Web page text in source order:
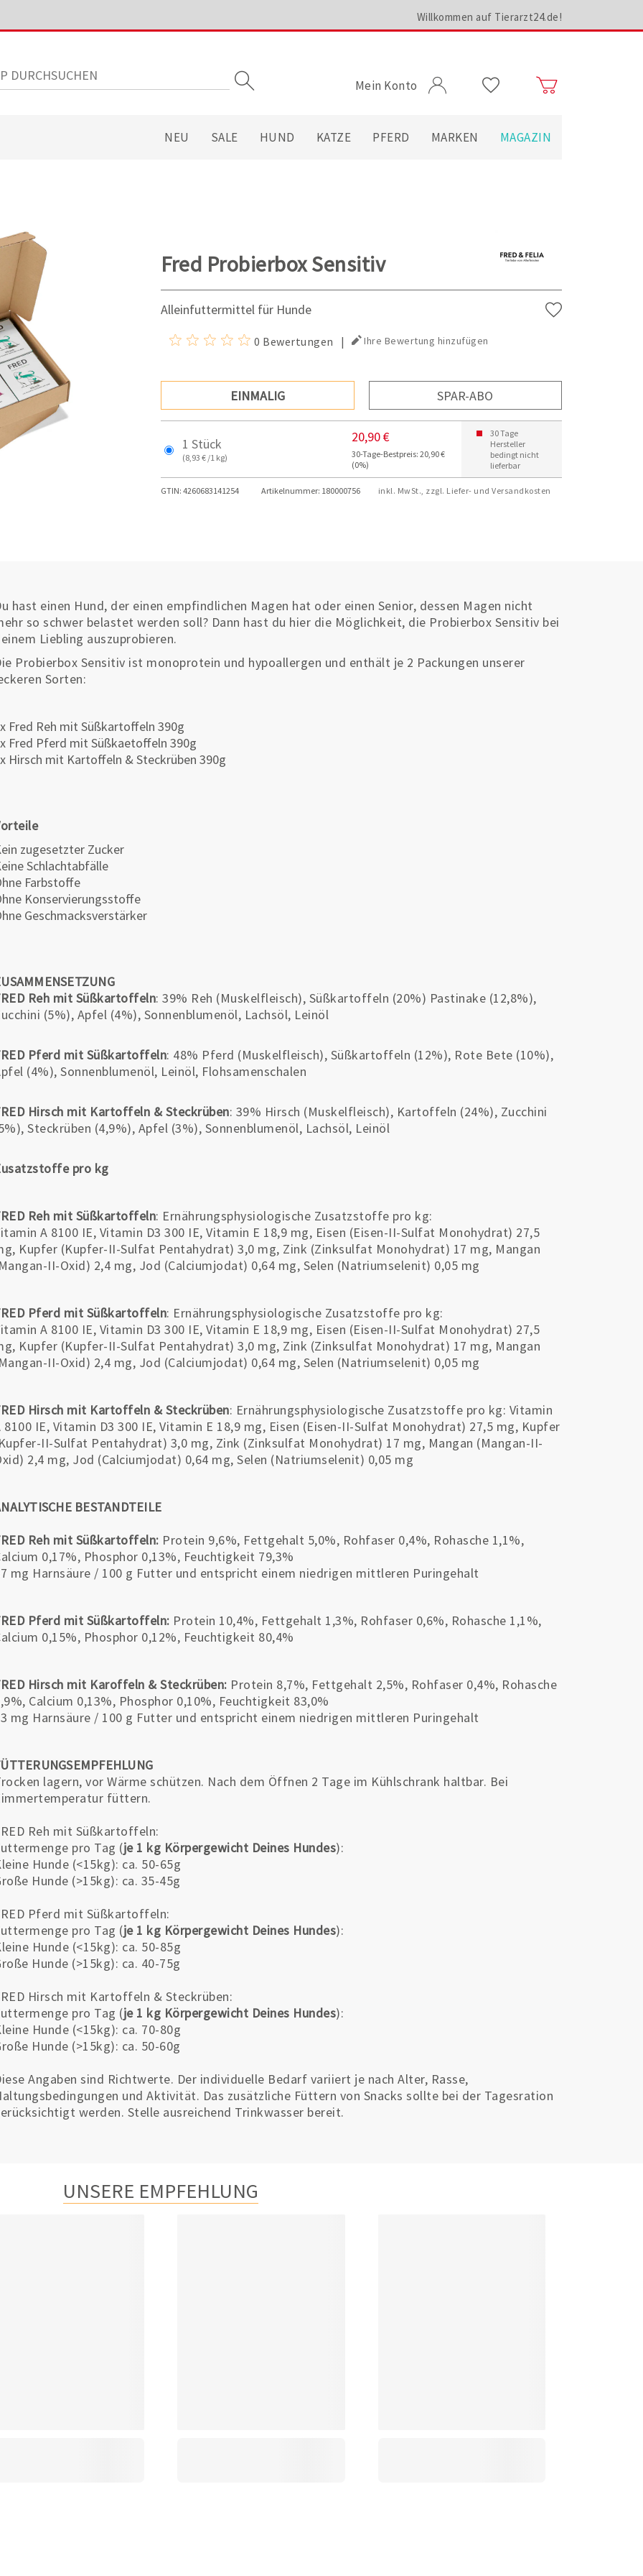
Willkommen auf Tierarzt24.de!
Mein Konto
NEU SALE HUND KATZE PFERD MARKEN MAGAZIN
Fred Probierbox Sensitiv
Alleinfuttermittel für Hunde
0 Bewertungen | Ihre Bewertung hinzufügen
EINMALIG SPAR-ABO
1 Stück
(8,93 € /1 kg)
20,90 €
30-Tage-Bestpreis: 20,90 €
(0%)
30 Tage
Hersteller
bedingt nicht
lieferbar
GTIN: 4260683141254 Artikelnummer: 180000756 inkl. MwSt., zzgl. Liefer- und Versandkosten
hast einen Hund, der einen empfindlichen Magen hat oder einen Senior, dessen Magen nicht
so schwer belastet werden soll? Dann hast du hier die Möglichkeit, die Probierbox Sensitiv bei
Liebling auszuprobieren.
Probierbox Sensitiv ist monoprotein und hypoallergen und enthält je 2 Packungen unserer
Sorten:
Fred Reh mit Süßkartoffeln 390g
Fred Pferd mit Süßkaetoffeln 390g
Hirsch mit Kartoffeln & Steckrüben 390g
zugesetzter Zucker
Schlachtabfälle
Farbstoffe
Konservierungsstoffe
Geschmacksverstärker
Reh mit Süßkartoffeln: 39% Reh (Muskelfleisch), Süßkartoffeln (20%) Pastinake (12,8%),
(5%), Apfel (4%), Sonnenblumenöl, Lachsöl, Leinöl
Pferd mit Süßkartoffeln: 48% Pferd (Muskelfleisch), Süßkartoffeln (12%), Rote Bete (10%),
(4%), Sonnenblumenöl, Leinöl, Flohsamenschalen
Hirsch mit Kartoffeln & Steckrüben: 39% Hirsch (Muskelfleisch), Kartoffeln (24%), Zucchini
Steckrüben (4,9%), Apfel (3%), Sonnenblumenöl, Lachsöl, Leinöl
pro kg
Reh mit Süßkartoffeln: Ernährungsphysiologische Zusatzstoffe pro kg:
A 8100 IE, Vitamin D3 300 IE, Vitamin E 18,9 mg, Eisen (Eisen-II-Sulfat Monohydrat) 27,5
Kupfer (Kupfer-II-Sulfat Pentahydrat) 3,0 mg, Zink (Zinksulfat Monohydrat) 17 mg, Mangan
II-Oxid) 2,4 mg, Jod (Calciumjodat) 0,64 mg, Selen (Natriumselenit) 0,05 mg
Pferd mit Süßkartoffeln: Ernährungsphysiologische Zusatzstoffe pro kg:
A 8100 IE, Vitamin D3 300 IE, Vitamin E 18,9 mg, Eisen (Eisen-II-Sulfat Monohydrat) 27,5
Kupfer (Kupfer-II-Sulfat Pentahydrat) 3,0 mg, Zink (Zinksulfat Monohydrat) 17 mg, Mangan
II-Oxid) 2,4 mg, Jod (Calciumjodat) 0,64 mg, Selen (Natriumselenit) 0,05 mg
Hirsch mit Kartoffeln & Steckrüben: Ernährungsphysiologische Zusatzstoffe pro kg: Vitamin
8100 IE, Vitamin D3 300 IE, Vitamin E 18,9 mg, Eisen (Eisen-II-Sulfat Monohydrat) 27,5 mg, Kupfer
II-Sulfat Pentahydrat) 3,0 mg, Zink (Zinksulfat Monohydrat) 17 mg, Mangan (Mangan-II-
2,4 mg, Jod (Calciumjodat) 0,64 mg, Selen (Natriumselenit) 0,05 mg
BESTANDTEILE
Reh mit Süßkartoffeln: Protein 9,6%, Fettgehalt 5,0%, Rohfaser 0,4%, Rohasche 1,1%,
0,17%, Phosphor 0,13%, Feuchtigkeit 79,3%
mg Harnsäure / 100 g Futter und entspricht einem niedrigen mittleren Puringehalt
Pferd mit Süßkartoffeln: Protein 10,4%, Fettgehalt 1,3%, Rohfaser 0,6%, Rohasche 1,1%,
0,15%, Phosphor 0,12%, Feuchtigkeit 80,4%
Hirsch mit Karoffeln & Steckrüben: Protein 8,7%, Fettgehalt 2,5%, Rohfaser 0,4%, Rohasche
Calcium 0,13%, Phosphor 0,10%, Feuchtigkeit 83,0%
mg Harnsäure / 100 g Futter und entspricht einem niedrigen mittleren Puringehalt
lagern, vor Wärme schützen. Nach dem Öffnen 2 Tage im Kühlschrank haltbar. Bei
füttern.
Reh mit Süßkartoffeln:
pro Tag (je 1 kg Körpergewicht Deines Hundes):
Hunde (<15kg): ca. 50-65g
Hunde (>15kg): ca. 35-45g
Pferd mit Süßkartoffeln:
pro Tag (je 1 kg Körpergewicht Deines Hundes):
Hunde (<15kg): ca. 50-85g
Hunde (>15kg): ca. 40-75g
Hirsch mit Kartoffeln & Steckrüben:
pro Tag (je 1 kg Körpergewicht Deines Hundes):
Hunde (<15kg): ca. 70-80g
Hunde (>15kg): ca. 50-60g
Angaben sind Richtwerte. Der individuelle Bedarf variiert je nach Alter, Rasse,
und Aktivität. Das zusätzliche Füttern von Snacks sollte bei der Tagesration
werden. Stelle ausreichend Trinkwasser bereit.
UNSERE EMPFEHLUNG